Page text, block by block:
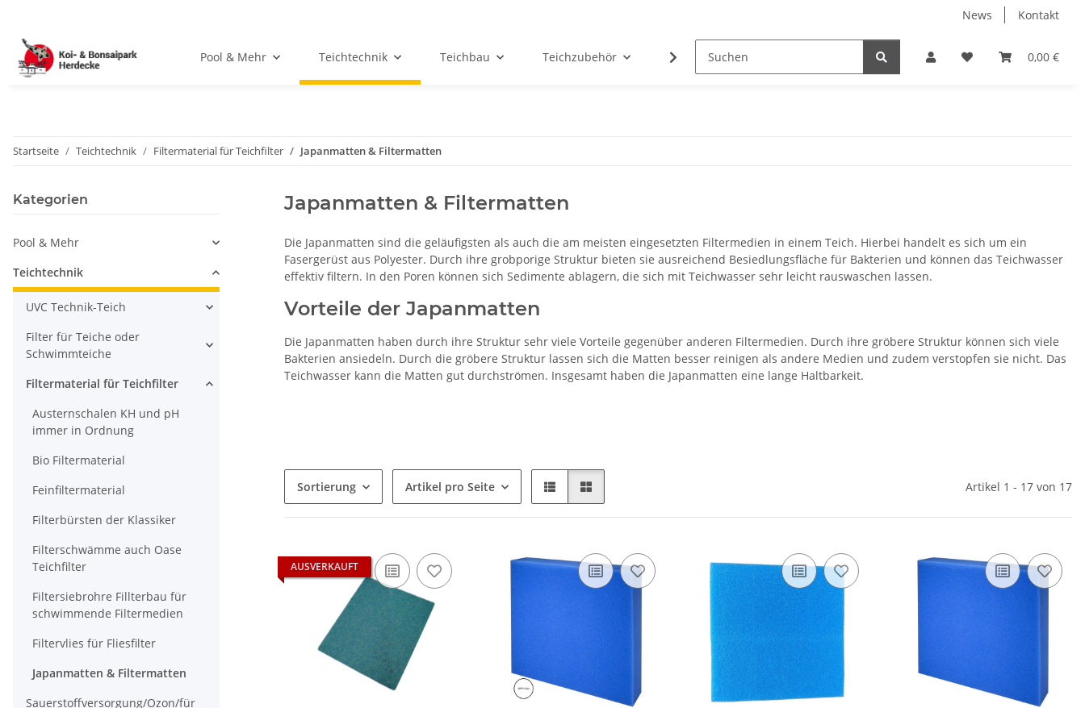
News Kontakt
0,00 €
Pool & Mehr Teichtechnik Teichbau Teichzubehör Teichwasser Koi Pflege/Futter/Kescher Aquaristik /
Startseite Teichtechnik Filtermaterial für Teichfilter Japanmatten & Filtermatten
Japanmatten & Filtermatten
Die Japanmatten sind die geläufigsten als auch die am meisten eingesetzten Filtermedien in einem Teich. Hierbei handelt es sich um ein
Fasergerüst aus Polyester. Durch ihre grobporige Struktur bieten sie ausreichend Besiedlungsfläche für Bakterien und können das Teichwasser
effektiv filtern. In den Poren können sich Sedimente ablagern, die sich mit Teichwasser sehr leicht rauswaschen lassen.
Vorteile der Japanmatten
Die Japanmatten haben durch ihre Struktur sehr viele Vorteile gegenüber anderen Filtermedien. Durch ihre gröbere Struktur können sich viele
Bakterien ansiedeln. Durch die gröbere Struktur lassen sich die Matten besser reinigen als andere Medien und zudem verstopfen sie nicht. Das
Teichwasser kann die Matten gut durchströmen. Insgesamt haben die Japanmatten eine lange Haltbarkeit.
Sortierung Artikel pro Seite Artikel 1 - 17 von 17
AUSVERKAUFT
Kategorien
Pool & Mehr
Teichtechnik
UVC Technik-Teich
Filter für Teiche oder
Schwimmteiche
Filtermaterial für Teichfilter
Austernschalen KH und pH
immer in Ordnung
Bio Filtermaterial
Feinfiltermaterial
Filterbürsten der Klassiker
Filterschwämme auch Oase
Teichfilter
Filtersiebrohre Fillterbau für
schwimmende Filtermedien
Filtervlies für Fliesfilter
Japanmatten & Filtermatten
Sauerstoffversorgung/Ozon/für